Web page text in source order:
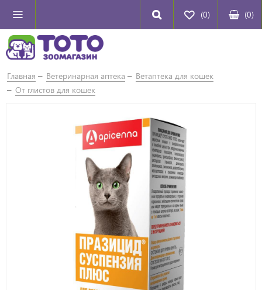
(0) (0)
Главная Ветеринарная аптека
Ветаптека для кошек
От глистов для кошек